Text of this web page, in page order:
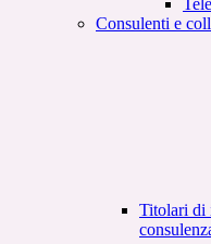
Consulenti e
Titolari di